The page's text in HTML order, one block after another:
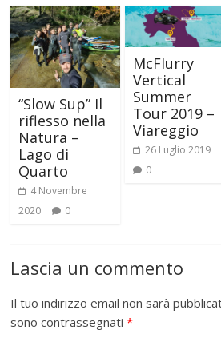
“Slow Sup” Il
riflesso nella
Natura –
Lago di
Quarto
4 Novembre
2020
0
McFlurry
Vertical
Summer
Tour 2019 –
Viareggio
26 Luglio 2019
0
Lascia un commento
Il tuo indirizzo email non sarà
sono contrassegnati*